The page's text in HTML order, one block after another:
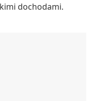
dochodami.